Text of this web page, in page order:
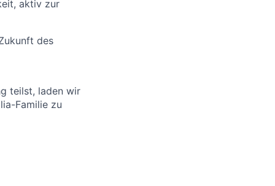
aktiv zur
des
teilst, laden wir
Familie zu